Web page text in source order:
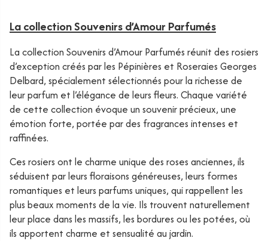
La collection Souvenirs d’Amour Parfumés
La collection Souvenirs d’Amour Parfumés réunit des rosiers
d’exception créés par les Pépinières et Roseraies Georges
Delbard, spécialement sélectionnés pour la richesse de
leur parfum et l’élégance de leurs fleurs. Chaque variété
de cette collection évoque un souvenir précieux, une
émotion forte, portée par des fragrances intenses et
raffinées.
Ces rosiers ont le charme unique des roses anciennes, ils
séduisent par leurs floraisons généreuses, leurs formes
romantiques et leurs parfums uniques, qui rappellent les
plus beaux moments de la vie. Ils trouvent naturellement
leur place dans les massifs, les bordures ou les potées, où
ils apportent charme et sensualité au jardin.